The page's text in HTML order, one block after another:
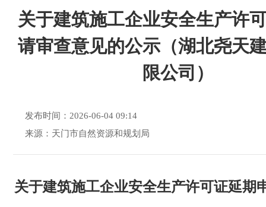
关于建筑施工企业安全生产许
请审查意见的公示（湖北尧天
限公司）
发布时间：2026-06-04 09:14
来源：天门市自然资源和规划局
关于建筑施工企业安全生产许可证延期